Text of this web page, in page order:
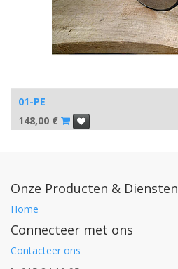
01-PE
148,00 €
Onze Producten & Diensten
Home
Connecteer met ons
Contacteer ons